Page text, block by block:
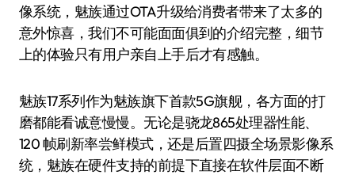
像系统，魅族通过OTA升级给消费者带来了太多的
意外惊喜，我们不可能面面俱到的介绍完整，细节
上的体验只有用户亲自上手后才有感触。
魅族17系列作为魅族旗下首款5G旗舰，各方面的打
磨都能看诚意慢慢。无论是骁龙865处理器性能、
120 帧刷新率尝鲜模式，还是后置四摄全场景影像系
统，魅族在硬件支持的前提下直接在软件层面不断